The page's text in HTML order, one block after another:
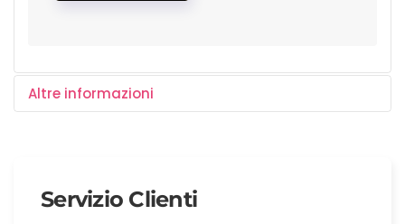
Altre informazioni
numero 055.7478543 e potremo parlarne. in
alternativa compila il form e riceverai una risposta il
Servizio Clienti